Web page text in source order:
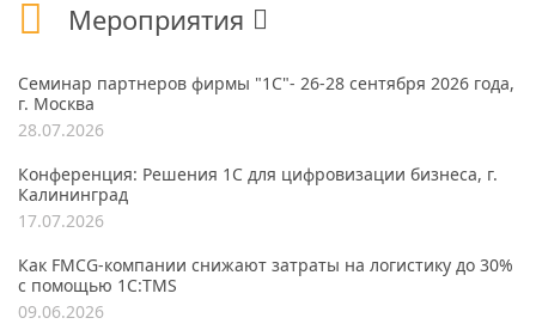
Мероприятия
Семинар партнеров фирмы "1С"- 26-28 сентября 2026 года,
г. Москва
28.07.2026
Конференция: Решения 1С для цифровизации бизнеса, г.
Калининград
17.07.2026
Как FMCG-компании снижают затраты на логистику до 30%
с помощью 1С:TMS
09.06.2026